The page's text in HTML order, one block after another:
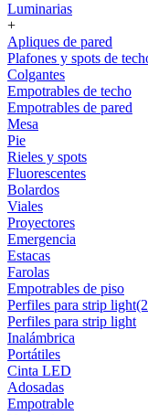
Luminarias
+
Apliques de pared
Plafones y spots de
Colgantes
Empotrables de techo
Empotrables de pared
Mesa
Pie
Rieles y spots
Fluorescentes
Bolardos
Viales
Proyectores
Emergencia
Estacas
Farolas
Empotrables de piso
Perfiles para strip
Perfiles para strip light
Inalámbrica
Portátiles
Cinta LED
Adosadas
Empotrable